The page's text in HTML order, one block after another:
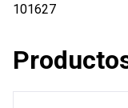
101627